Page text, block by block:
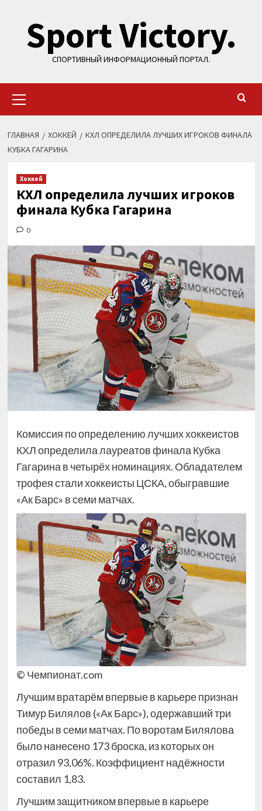
содержимому
Sport Victory.
СПОРТИВНЫЙ ИНФОРМАЦИОННЫЙ ПОРТАЛ.
меню
ГЛАВНАЯ ХОККЕЙ
КХЛ ОПРЕДЕЛИЛА ЛУЧШИХ ИГРОКОВ ФИНАЛА
КУБКА ГАГАРИНА
Хоккей
КХЛ определила лучших игроков
финала Кубка Гагарина
0
Комиссия по определению лучших хоккеистов
КХЛ определила лауреатов финала Кубка
Гагарина в четырёх номинациях. Обладателем
трофея стали хоккеисты ЦСКА, обыгравшие
«Ак Барс» в семи матчах.
© Чемпионат.com
Лучшим вратарём впервые в карьере признан
Тимур Билялов («Ак Барс»), одержавший три
победы в семи матчах. По воротам Билялова
было нанесено 173 броска, из которых он
отразил 93,06%. Коэффициент надёжности
составил 1,83.
Лучшим защитником впервые в карьере